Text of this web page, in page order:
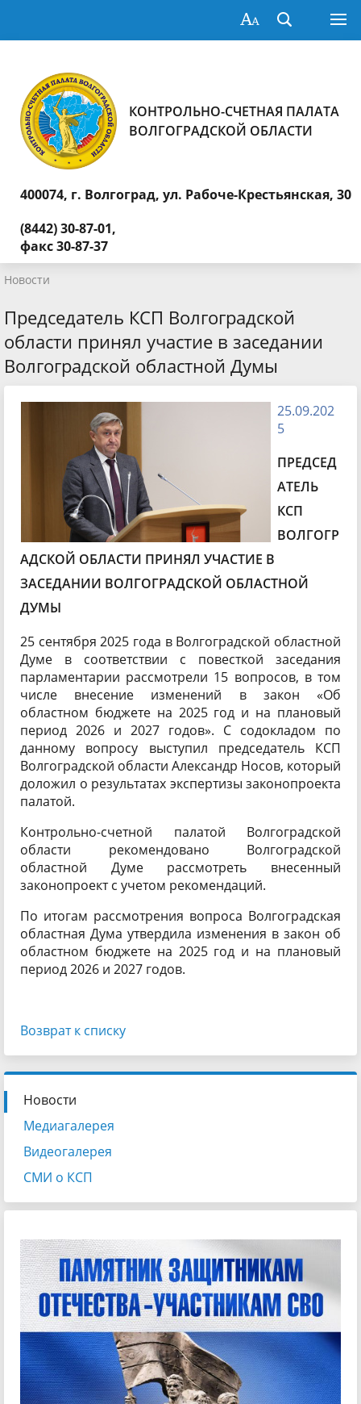
КОНТРОЛЬНО-СЧЕТНАЯ ПАЛАТА
ВОЛГОГРАДСКОЙ ОБЛАСТИ
400074, г. Волгоград, ул. Рабоче-Крестьянская, 30
(8442) 30-87-01,
факс 30-87-37
Новости
Председатель КСП Волгоградской
области принял участие в заседании
Волгоградской областной Думы
25.09.202
5
ПРЕДСЕД
АТЕЛЬ
КСП
ВОЛГОГР
АДСКОЙ ОБЛАСТИ ПРИНЯЛ УЧАСТИЕ В
ЗАСЕДАНИИ ВОЛГОГРАДСКОЙ ОБЛАСТНОЙ
ДУМЫ
25 сентября 2025 года в Волгоградской областной
Думе в соответствии с повесткой заседания
парламентарии рассмотрели 15 вопросов, в том
числе внесение изменений в закон «Об
областном бюджете на 2025 год и на плановый
период 2026 и 2027 годов». С содокладом по
данному вопросу выступил председатель КСП
Волгоградской области Александр Носов, который
доложил о результатах экспертизы законопроекта
палатой.
Контрольно-счетной палатой Волгоградской
области рекомендовано Волгоградской
областной Думе рассмотреть внесенный
законопроект с учетом рекомендаций.
По итогам рассмотрения вопроса Волгоградская
областная Дума утвердила изменения в закон об
областном бюджете на 2025 год и на плановый
период 2026 и 2027 годов.
Возврат к списку
Новости
Медиагалерея
Видеогалерея
СМИ о КСП